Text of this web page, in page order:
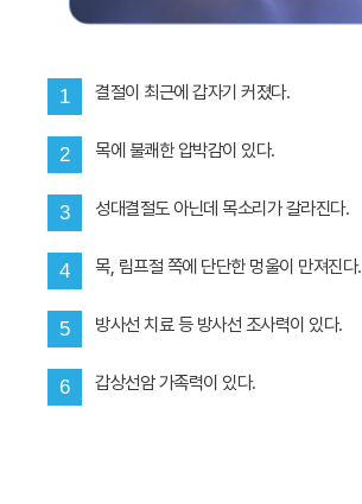
1 결절이 최근에 갑자기 커졌다.
2 목에 불쾌한 압박감이 있다.
3 성대결절도 아닌데 목소리가 갈라진다.
4 목, 림프절 쪽에 단단한 멍울이 만져진다.
5 방사선 치료 등 방사선 조사력이 있다.
6 갑상선암 가족력이 있다.